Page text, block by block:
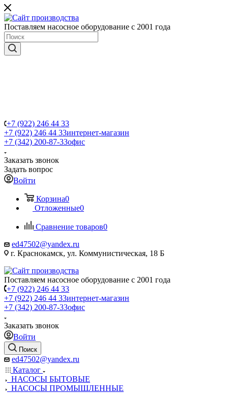
Поставляем насосное оборудование с 2001 года
+7 (922) 246 44 33
+7 (922) 246 44 33интернет-магазин
+7 (342) 200-87-33офис
Заказать звонок
Задать вопрос
Войти
Корзина0
Отложенные0
Сравнение товаров0
ed47502@yandex.ru
г. Краснокамск, ул. Коммунистическая, 18 Б
Поставляем насосное оборудование с 2001 года
+7 (922) 246 44 33
+7 (922) 246 44 33интернет-магазин
+7 (342) 200-87-33офис
Заказать звонок
Войти
Поиск
ed47502@yandex.ru
Каталог
НАСОСЫ БЫТОВЫЕ
НАСОСЫ ПРОМЫШЛЕННЫЕ